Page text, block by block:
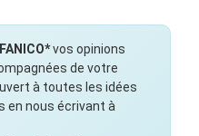
FANICO*vos opinions
de votre
à toutes les idées
en nous écrivant à